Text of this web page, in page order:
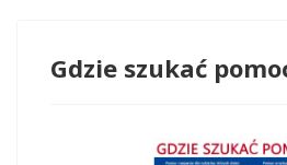
Gdzie szukać